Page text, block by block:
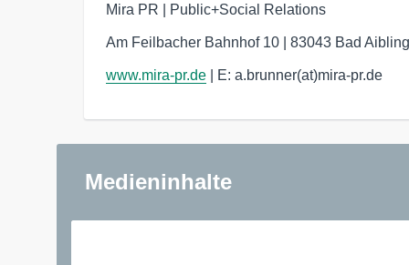
Mira PR | Public+Social Relations
Am Feilbacher Bahnhof 10 | 83043 Bad Aibling
www.mira-pr.de | E: a.brunner(at)mira-pr.de
Medieninhalte